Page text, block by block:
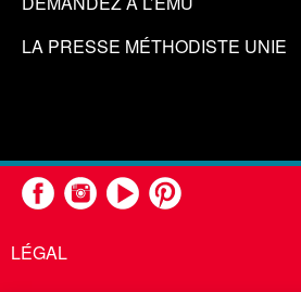
LA PRESSE MÉTHODISTE UNIE
LÉGAL